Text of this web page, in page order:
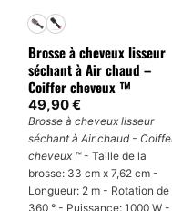
Brosse à cheveux lisseur
séchant à Air chaud –
Coiffer cheveux ™
49,90€
Brosse à cheveux lisseur
séchant à Air chaud -
cheveux ™- Taille de la
brosse: 33 cm x 7,62 cm -
Longueur: 2 m - Rotation de
360 ° - Puissance: 1000 W -